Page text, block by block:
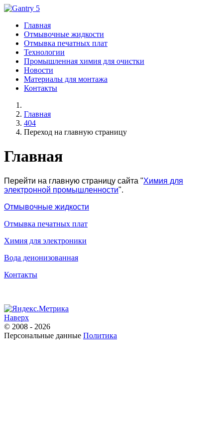
Главная
Отмывочные жидкости
Отмывка печатных плат
Технологии
Промышленная химия для очистки
Новости
Материалы для монтажа
Контакты
Главная
404
Переход на главную страницу
Главная
Перейти на главную страницу сайта "Химия для
электронной промышленности".
Отмывочные жидкости
Отмывка печатных плат
Химия для электроники
Вода деионизованная
Контакты
Наверх
© 2008 - 2026
Персональные данные Политика